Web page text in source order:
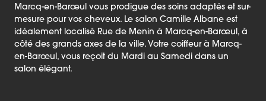
Marcq-en-Barœul vous prodigue des soins adaptés et sur-
mesure pour vos cheveux. Le salon Camille Albane est
idéalement localisé Rue de Menin à Marcq-en-Barœul, à
côté des grands axes de la ville. Votre coiffeur à Marcq-
en-Barœul, vous reçoit du Mardi au Samedi dans un
salon élégant.